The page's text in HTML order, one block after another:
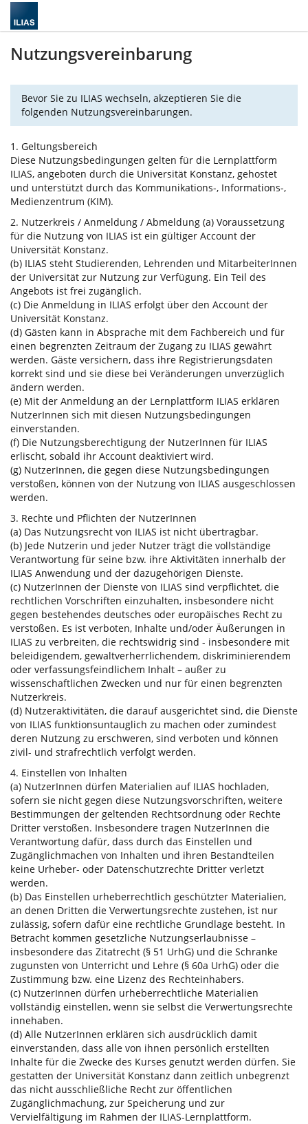
Nutzungsvereinbarung
Bevor Sie zu ILIAS wechseln, akzeptieren Sie die
folgenden Nutzungsvereinbarungen.
1. Geltungsbereich
Diese Nutzungsbedingungen gelten für die Lernplattform
ILIAS, angeboten durch die Universität Konstanz, gehostet
und unterstützt durch das Kommunikations-, Informations-,
Medienzentrum (KIM).
2. Nutzerkreis / Anmeldung / Abmeldung (a) Voraussetzung
für die Nutzung von ILIAS ist ein gültiger Account der
Universität Konstanz.
(b) ILIAS steht Studierenden, Lehrenden und MitarbeiterInnen
der Universität zur Nutzung zur Verfügung. Ein Teil des
Angebots ist frei zugänglich.
(c) Die Anmeldung in ILIAS erfolgt über den Account der
Universität Konstanz.
(d) Gästen kann in Absprache mit dem Fachbereich und für
einen begrenzten Zeitraum der Zugang zu ILIAS gewährt
werden. Gäste versichern, dass ihre Registrierungsdaten
korrekt sind und sie diese bei Veränderungen unverzüglich
ändern werden.
(e) Mit der Anmeldung an der Lernplattform ILIAS erklären
NutzerInnen sich mit diesen Nutzungsbedingungen
einverstanden.
(f) Die Nutzungsberechtigung der NutzerInnen für ILIAS
erlischt, sobald ihr Account deaktiviert wird.
(g) NutzerInnen, die gegen diese Nutzungsbedingungen
verstoßen, können von der Nutzung von ILIAS ausgeschlossen
werden.
3. Rechte und Pflichten der NutzerInnen
(a) Das Nutzungsrecht von ILIAS ist nicht übertragbar.
(b) Jede Nutzerin und jeder Nutzer trägt die vollständige
Verantwortung für seine bzw. ihre Aktivitäten innerhalb der
ILIAS Anwendung und der dazugehörigen Dienste.
(c) NutzerInnen der Dienste von ILIAS sind verpflichtet, die
rechtlichen Vorschriften einzuhalten, insbesondere nicht
gegen bestehendes deutsches oder europäisches Recht zu
verstoßen. Es ist verboten, Inhalte und/oder Äußerungen in
ILIAS zu verbreiten, die rechtswidrig sind - insbesondere mit
beleidigendem, gewaltverherrlichendem, diskriminierendem
oder verfassungsfeindlichem Inhalt – außer zu
wissenschaftlichen Zwecken und nur für einen begrenzten
Nutzerkreis.
(d) Nutzeraktivitäten, die darauf ausgerichtet sind, die Dienste
von ILIAS funktionsuntauglich zu machen oder zumindest
deren Nutzung zu erschweren, sind verboten und können
zivil- und strafrechtlich verfolgt werden.
4. Einstellen von Inhalten
(a) NutzerInnen dürfen Materialien auf ILIAS hochladen,
sofern sie nicht gegen diese Nutzungsvorschriften, weitere
Bestimmungen der geltenden Rechtsordnung oder Rechte
Dritter verstoßen. Insbesondere tragen NutzerInnen die
Verantwortung dafür, dass durch das Einstellen und
Zugänglichmachen von Inhalten und ihren Bestandteilen
keine Urheber- oder Datenschutzrechte Dritter verletzt
werden.
(b) Das Einstellen urheberrechtlich geschützter Materialien,
an denen Dritten die Verwertungsrechte zustehen, ist nur
zulässig, sofern dafür eine rechtliche Grundlage besteht. In
Betracht kommen gesetzliche Nutzungserlaubnisse –
insbesondere das Zitatrecht (§ 51 UrhG) und die Schranke
zugunsten von Unterricht und Lehre (§ 60a UrhG) oder die
Zustimmung bzw. eine Lizenz des Rechteinhabers.
(c) NutzerInnen dürfen urheberrechtliche Materialien
vollständig einstellen, wenn sie selbst die Verwertungsrechte
innehaben.
(d) Alle NutzerInnen erklären sich ausdrücklich damit
einverstanden, dass alle von ihnen persönlich erstellten
Inhalte für die Zwecke des Kurses genutzt werden dürfen. Sie
gestatten der Universität Konstanz dann zeitlich unbegrenzt
das nicht ausschließliche Recht zur öffentlichen
Zugänglichmachung, zur Speicherung und zur
Vervielfältigung im Rahmen der ILIAS-Lernplattform.